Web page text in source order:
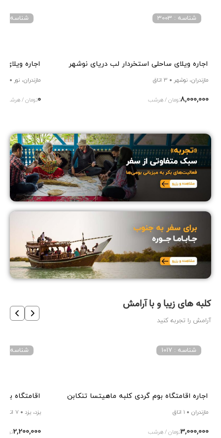
اجاره ویلای ساحلی استخردار لب دریای نوشهر
شناسه : 3003
مازندران، نوشهر 3 اتاق
8,000,000تومان / هرشب
اجاره
شناسه : 3135
مازندران، نور
0تومان / هرشب
کلبه های زیبا و با آرامش
آرامش را تجربه کنید
اجاره اقامتگاه بوم گردی کلبه ماهیتسا تنکابن
شناسه : 1017
مازندران 1 اتاق
3,000,000تومان / هرشب
اقامتگاه
شناسه : 28313
یزد، یزد 7 اتاق
2,200,000